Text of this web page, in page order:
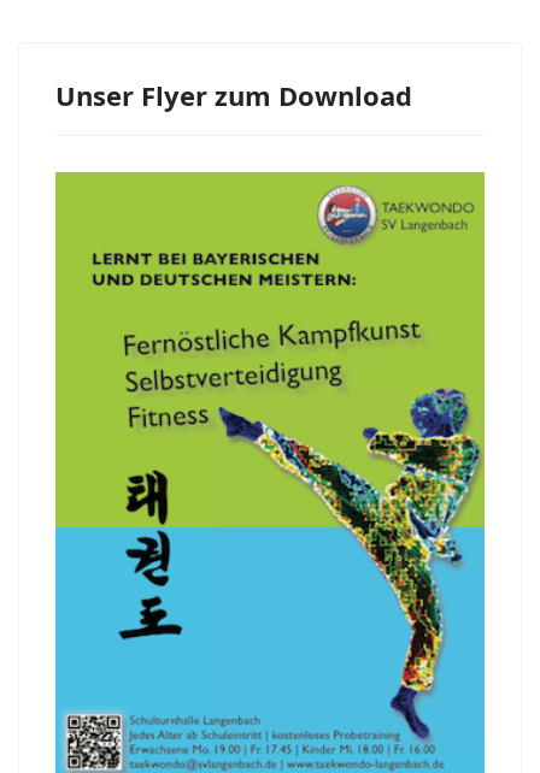
Unser Flyer zum Download